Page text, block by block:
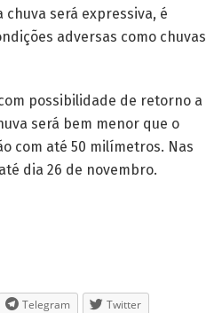
será expressiva, é
adversas como chuvas
possibilidade de retorno a
será bem menor que o
com até 50 milímetros. Nas
dia 26 de novembro.
Telegram
Twitter